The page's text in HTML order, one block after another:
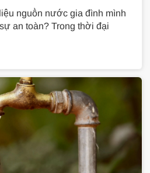
nguồn nước gia đình mình
an toàn? Trong thời đại